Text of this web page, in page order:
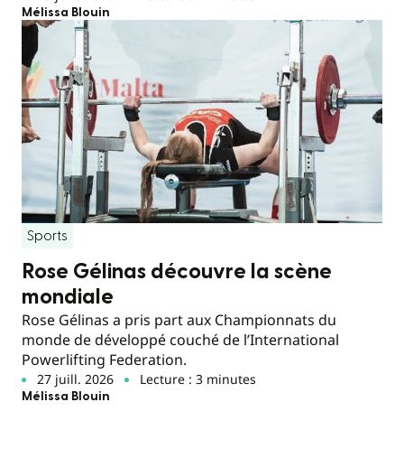
Mélissa Blouin
Sports
Rose Gélinas découvre la scène
mondiale
Rose Gélinas a pris part aux Championnats du
monde de développé couché de l’International
Powerlifting Federation.
27 juill. 2026 Lecture : 3 minutes
Mélissa Blouin